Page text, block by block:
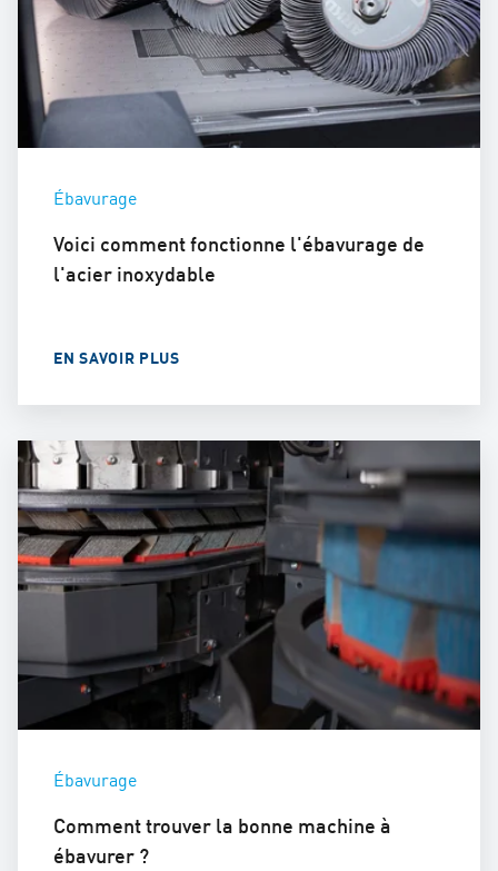
Ébavurage
Voici comment fonctionne l'ébavurage de
l'acier inoxydable
EN SAVOIR PLUS
Ébavurage
Comment trouver la bonne machine à
ébavurer ?